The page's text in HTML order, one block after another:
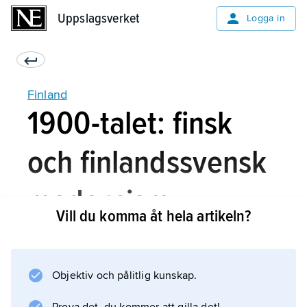
Uppslagsverket Logga in
Finland
1900-talet: finsk
och finlandssvensk
modernism
Både författare och bildkonstnärer frigjorde
sig under 1890-talet från realismen och gick
Vill du komma åt hela artikeln?
Objektiv och pålitlig kunskap.